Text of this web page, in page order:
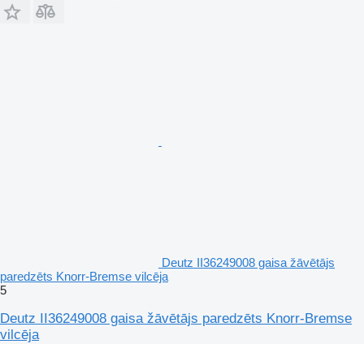
Deutz II36249008 gaisa žāvētājs
paredzēts Knorr-Bremse vilcēja
5
Deutz II36249008 gaisa žāvētājs paredzēts Knorr-Bremse
vilcēja